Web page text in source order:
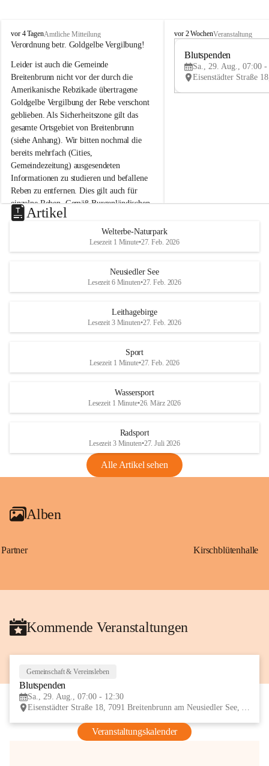
B
r
i
t
e
n
b
r
u
n
n
a
m
N
e
u
s
d
S
vor 4 TagenAmtliche Mitteilung
Verordnung betr. Goldgelbe Vergilbung!
Leider ist auch die Gemeinde
Breitenbrunn nicht vor der durch die
Amerikanische Rebzikade übertragene
Goldgelbe Vergilbung der Rebe verschont
geblieben. Als Sicherheitszone gilt das
gesamte Ortsgebiet von Breitenbrunn
(siehe Anhang). Wir bitten nochmal die
bereits mehrfach (Cities,
Gemeindezeitung) ausgesendeten
Informationen zu studieren und befallene
Reben zu entfernen. Dies gilt auch für
einzelne Reben. Gemäß Burgenländischen
Weinbaugesetz sind nicht gepflegte oder
unzulässige Weingärten zu roden! Bitte
helfen wir zusammen um unsere Winzer
vor den prognostizierten Ernteausfällen
und den daraus folgenden wirtschaftlichen
Maßnahmen zur Bekämpfung
Rebe und der Amerikanischen
Anhang VBl. EU Nr. 18
1 Seite•1,4 MB
VBl. EU Nr. 18_2026
B
e
u
e
d
r
S
vor 2 WochenVeranstaltung
Blutspenden
Sa., 29. Aug., 07:00 -
Artikel
Welterbe-Naturpark
Lesezeit 1 Minute•27. Feb. 2026
Neusiedler See
Lesezeit 6 Minuten•27. Feb. 2026
Leithagebirge
Lesezeit 3 Minuten•27. Feb. 2026
Sport
Lesezeit 1 Minute•27. Feb. 2026
Wassersport
Lesezeit 1 Minute•26. März 2026
Radsport
Lesezeit 3 Minuten•27. Juli 2026
Alle Artikel sehen
Alben
Partner Kirschblütenhalle
Kommende Veranstaltungen
Gemeinschaft & Vereinsleben
Blutspenden
Sa., 29. Aug., 07:00 - 12:30
Eisenstädter Straße 18, 7091 Breitenbrunn am Neusiedler See, AUT
Veranstaltungskalender